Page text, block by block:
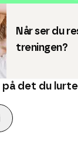
Når ser du
treningen?
på det du